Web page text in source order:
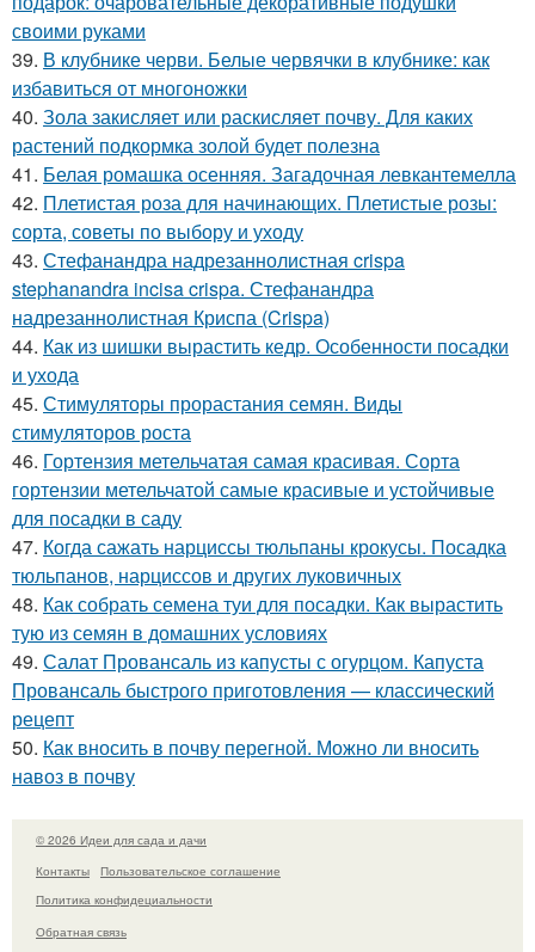
своими руками
39. В клубнике черви. Белые червячки в клубнике: как
избавиться от многоножки
40. Зола закисляет или раскисляет почву. Для каких
растений подкормка золой будет полезна
41. Белая ромашка осенняя. Загадочная левкантемелла
42. Плетистая роза для начинающих. Плетистые розы:
сорта, советы по выбору и уходу
43. Стефанандра надрезаннолистная crispa
stephanandra incisa crispa. Стефанандра
надрезаннолистная Криспа (Crispa)
44. Как из шишки вырастить кедр. Особенности посадки
и ухода
45. Стимуляторы прорастания семян. Виды
стимуляторов роста
46. Гортензия метельчатая самая красивая. Сорта
гортензии метельчатой самые красивые и устойчивые
для посадки в саду
47. Когда сажать нарциссы тюльпаны крокусы. Посадка
тюльпанов, нарциссов и других луковичных
48. Как собрать семена туи для посадки. Как вырастить
тую из семян в домашних условиях
49. Салат Провансаль из капусты с огурцом. Капуста
Провансаль быстрого приготовления — классический
рецепт
50. Как вносить в почву перегной. Можно ли вносить
навоз в почву
© 2026 Идеи для сада и дачи
Контакты
Пользовательское соглашение
Политика конфидециальности
Обратная связь